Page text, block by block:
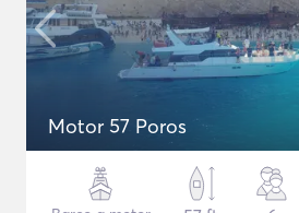
Motor 57 Poros